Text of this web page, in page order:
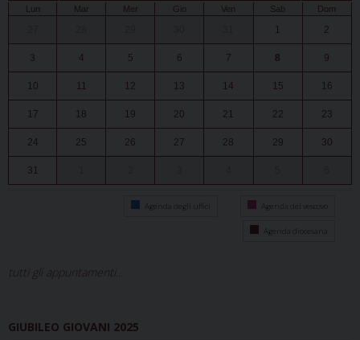
Lun Mar Mer Gio Ven Sab Dom
1 2
3 4 5 6 7 8 9
10 11 12 13 14 15 16
17 18 19 20 21 22 23
24 25 26 27 28 29 30
31
Agenda degli uffici Agenda del vescovo
Agenda diocesana
tutti gli appuntamenti...
GIUBILEO GIOVANI 2025